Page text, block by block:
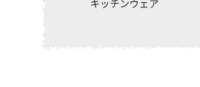
キッチンウェア